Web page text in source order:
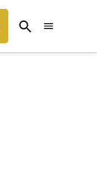
Open
Search